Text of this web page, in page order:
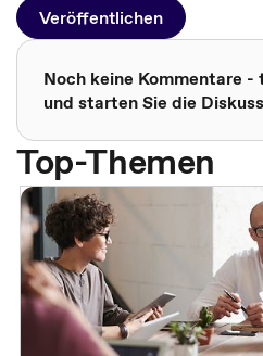
Veröffentlichen
Noch keine Kommentare -
und starten Sie die
Top-Themen